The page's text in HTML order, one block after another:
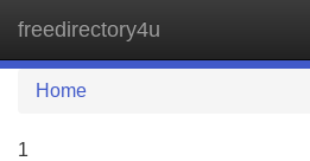
freedirectory4u
Home
1